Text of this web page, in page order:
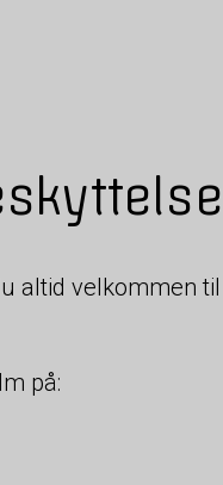
altid velkommen
på: